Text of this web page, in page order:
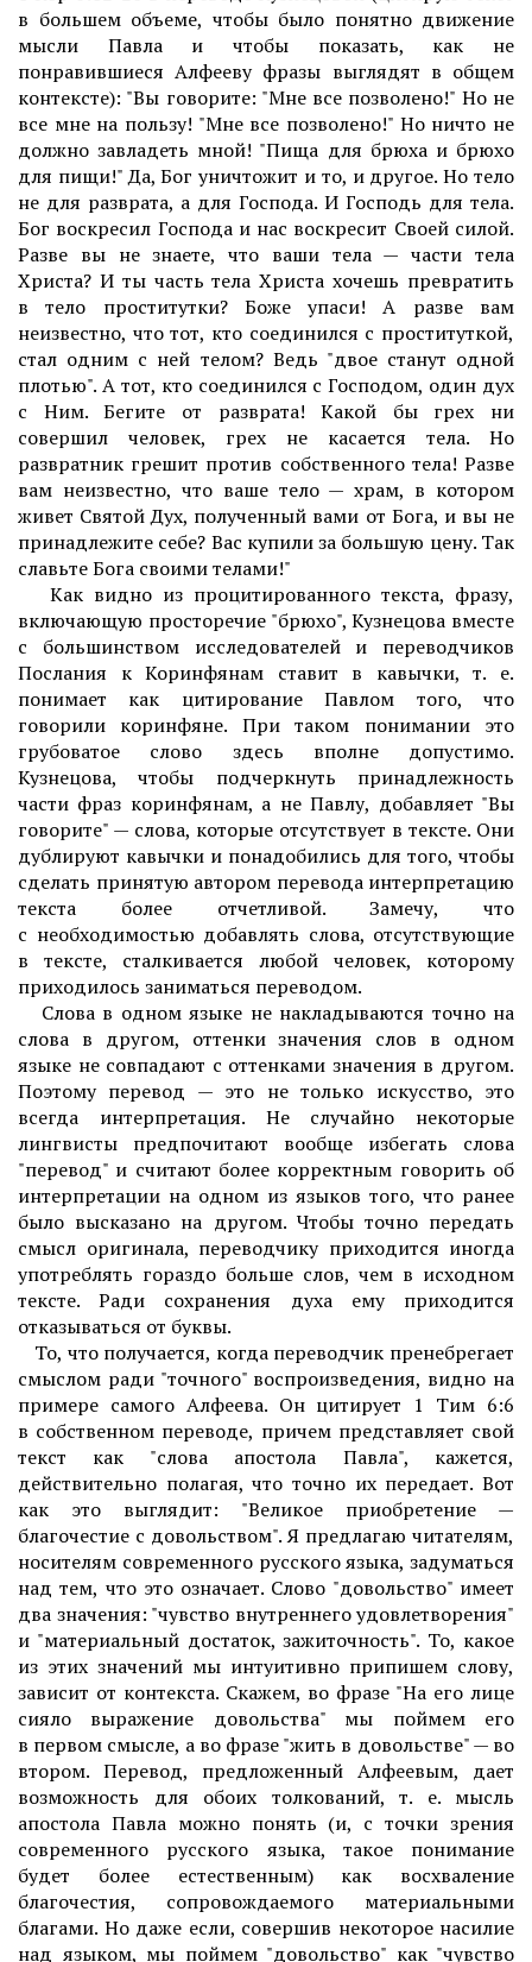
в большем объеме, чтобы было понятно движение
мысли Павла и чтобы показать, как не
понравившиеся Алфееву фразы выглядят в общем
контексте): "Вы говорите: "Мне все позволено!" Но не
все мне на пользу! "Мне все позволено!" Но ничто не
должно завладеть мной! "Пища для брюха и брюхо
для пищи!" Да, Бог уничтожит и то, и другое. Но тело
не для разврата, а для Господа. И Господь для тела.
Бог воскресил Господа и нас воскресит Своей силой.
Разве вы не знаете, что ваши тела — части тела
Христа? И ты часть тела Христа хочешь превратить
в тело проститутки? Боже упаси! А разве вам
неизвестно, что тот, кто соединился с проституткой,
стал одним с ней телом? Ведь "двое станут одной
плотью". А тот, кто соединился с Господом, один дух
с Ним. Бегите от разврата! Какой бы грех ни
совершил человек, грех не касается тела. Но
развратник грешит против собственного тела! Разве
вам неизвестно, что ваше тело — храм, в котором
живет Святой Дух, полученный вами от Бога, и вы не
принадлежите себе? Вас купили за большую цену. Так
славьте Бога своими телами!"
Как видно из процитированного текста, фразу,
включающую просторечие "брюхо", Кузнецова вместе
с большинством исследователей и переводчиков
Послания к Коринфянам ставит в кавычки, т. е.
понимает как цитирование Павлом того, что
говорили коринфяне. При таком понимании это
грубоватое слово здесь вполне допустимо.
Кузнецова, чтобы подчеркнуть принадлежность
части фраз коринфянам, а не Павлу, добавляет "Вы
говорите" — слова, которые отсутствует в тексте. Они
дублируют кавычки и понадобились для того, чтобы
сделать принятую aвтором перевода интерпретацию
текста более отчетливой. Замечу, что
с необходимостью добавлять слова, отсутствующие
в тексте, сталкивается любой человек, которому
приходилось заниматься переводом.
Слова в одном языке не накладываются точно на
слова в другом, оттенки значения слов в одном
языке не совпадают с оттенками значения в другом.
Поэтому перевод — это не только искусство, это
всегда интерпретация. Не случайно некоторые
лингвисты предпочитают вообще избегать слова
"перевод" и считают более корректным говорить об
интерпретации на одном из языков того, что ранее
было высказано на другом. Чтобы точно передать
смысл оригинала, переводчику приходится иногда
употреблять гораздо больше слов, чем в исходном
тексте. Ради сохранения духа ему приходится
отказываться от буквы.
То, что получается, когда переводчик пренебрегает
смыслом ради "точного" воспроизведения, видно на
примере самого Алфеева. Он цитирует 1 Тим 6:6
в собственном переводе, причем представляет свой
текст как "слова апостола Павла", кажется,
действительно полагая, что точно их передает. Вот
как это выглядит: "Великое приобретение —
благочестие с довольством". Я предлагаю читателям,
носителям современного русского языка, задуматься
над тем, что это означает. Слово "довольство" имеет
два значения: "чувство внутреннего удовлетворения"
и "материальный достаток, зажиточность". То, какое
из этих значений мы интуитивно припишем слову,
зависит от контекста. Скажем, во фразе "На его лице
сияло выражение довольства" мы поймем его
в первом смысле, а во фразе "жить в довольстве" — во
втором. Перевод, предложенный Алфеевым, дает
возможность для обоих толкований, т. е. мысль
апостола Павла можно понять (и, с точки зрения
современного русского языка, такое понимание
будет более естественным) как восхваление
благочестия, сопровождаемого материальными
благами. Но даже если, совершив некоторое насилие
над языком, мы поймем "довольство" как "чувство